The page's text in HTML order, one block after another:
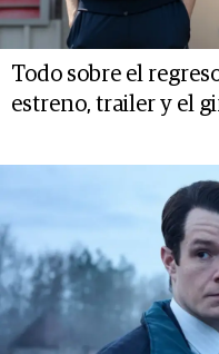
Todo sobre el
estreno, trailer y el